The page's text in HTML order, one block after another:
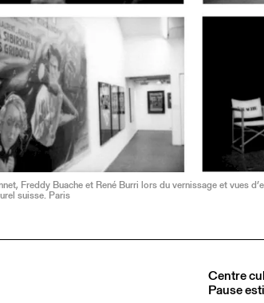
Freddy Buache et René Burri lors du vernissage et vues
suisse. Paris
Centre
Pause